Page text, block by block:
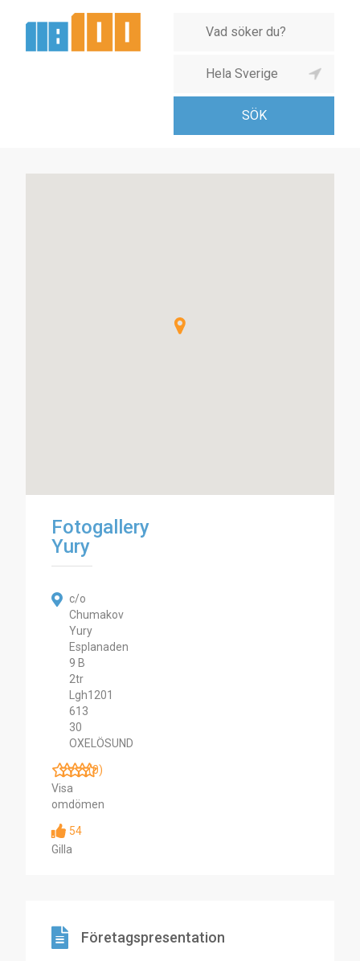
Fotogallery
Yury
c/o
Chumakov
Yury
Esplanaden
9 B
2tr
Lgh1201
613
30
OXELÖSUND
(0)
Visa
omdömen
54
Gilla
Företagspresentation